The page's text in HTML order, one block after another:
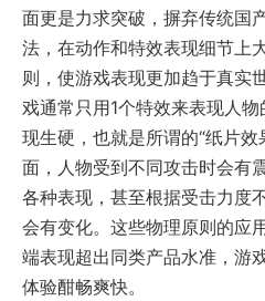
面更是力求突破，摒弃传统国
法，在动作和特效表现细节上
则，使游戏表现更加趋于真实
戏通常只用1个特效来表现人
现生硬，也就是所谓的“纸片
面，人物受到不同攻击时会有
各种表现，甚至根据受击力度
会有变化。这些物理原则的应
端表现超出同类产品水准，游
体验酣畅爽快。